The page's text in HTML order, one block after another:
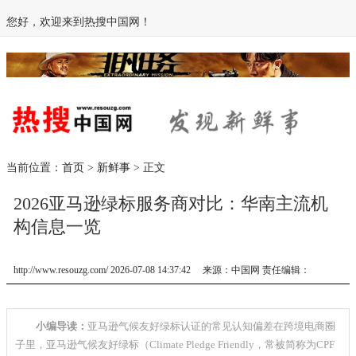
您好，欢迎来到热搜中国网！
当前位置： 首页 > 新鲜事 > 正文
2026亚马逊绿标服务商对比：华南主流机
构信息一览
http://www.resouzg.com/ 2026-07-08 14:37:42 来源：中国网 责任编辑：
小编导读： 亚马逊气候友好绿标认证的常见认知偏差在跨境电商圈
子里，亚马逊气候友好绿标（Climate Pledge Friendly，常被简称为CPF